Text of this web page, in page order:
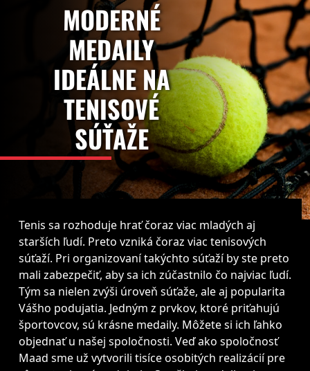
MODERNÉ
MEDAILY
IDEÁLNE NA
TENISOVÉ
SÚŤAŽE
Tenis sa rozhoduje hrať čoraz viac mladých aj
starších ľudí. Preto vzniká čoraz viac tenisových
súťaží. Pri organizovaní takýchto súťaží by ste preto
mali zabezpečiť, aby sa ich zúčastnilo čo najviac ľudí.
Tým sa nielen zvýši úroveň súťaže, ale aj popularita
Vášho podujatia. Jedným z prvkov, ktoré priťahujú
športovcov, sú krásne medaily. Môžete si ich ľahko
objednať u našej spoločnosti. Veď ako spoločnosť
Maad sme už vytvorili tisíce osobitých realizácií pre